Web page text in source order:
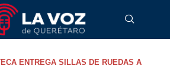
ENTREGA SILLAS DE RUEDAS A